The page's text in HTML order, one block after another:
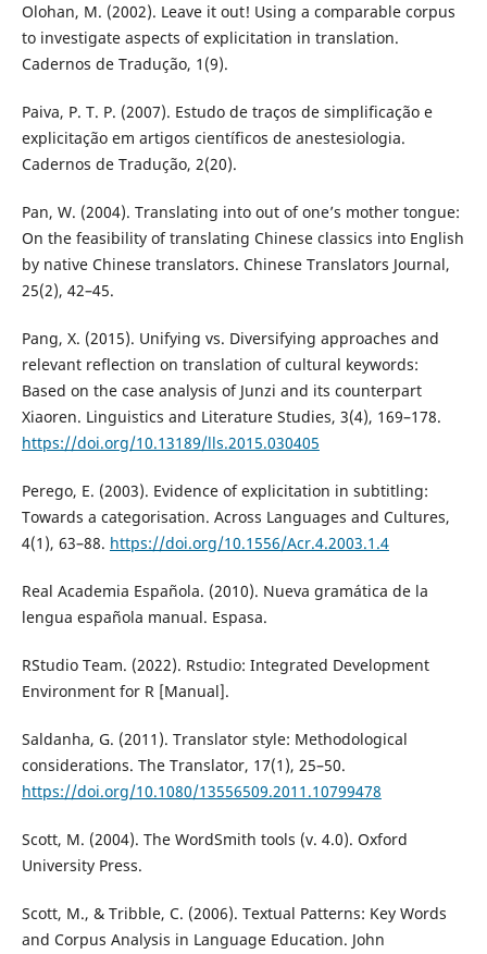
Olohan, M. (2002). Leave it out! Using a comparable corpus
to investigate aspects of explicitation in translation.
Cadernos de Tradução, 1(9).
Paiva, P. T. P. (2007). Estudo de traços de simplificação e
explicitação em artigos científicos de anestesiologia.
Cadernos de Tradução, 2(20).
Pan, W. (2004). Translating into out of one’s mother tongue:
On the feasibility of translating Chinese classics into English
by native Chinese translators. Chinese Translators Journal,
25(2), 42–45.
Pang, X. (2015). Unifying vs. Diversifying approaches and
relevant reflection on translation of cultural keywords:
Based on the case analysis of Junzi and its counterpart
Xiaoren. Linguistics and Literature Studies, 3(4), 169–178.
https://doi.org/10.13189/lls.2015.030405
Perego, E. (2003). Evidence of explicitation in subtitling:
Towards a categorisation. Across Languages and Cultures,
4(1), 63–88. https://doi.org/10.1556/Acr.4.2003.1.4
Real Academia Española. (2010). Nueva gramática de la
lengua española manual. Espasa.
RStudio Team. (2022). Rstudio: Integrated Development
Environment for R [Manual].
Saldanha, G. (2011). Translator style: Methodological
considerations. The Translator, 17(1), 25–50.
https://doi.org/10.1080/13556509.2011.10799478
Scott, M. (2004). The WordSmith tools (v. 4.0). Oxford
University Press.
Scott, M., & Tribble, C. (2006). Textual Patterns: Key Words
and Corpus Analysis in Language Education. John